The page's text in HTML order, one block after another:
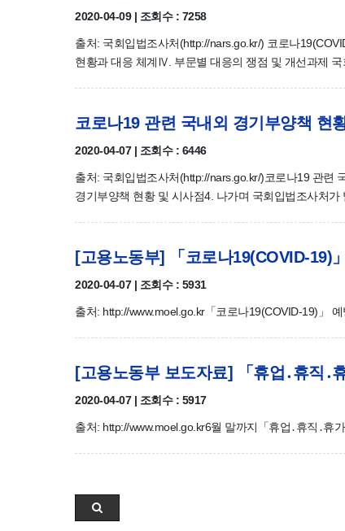
2020-04-09 | 조회수 : 7258
출처: 국회입법조사처(http://nars.go.kr/) 코로나
현황과 대응 체계Ⅳ. 부문별 대응의 쟁점 및 개선과제
코로나19 관련 국내외 경기부양책 현
2020-04-07 | 조회수 : 6446
출처: 국회입법조사처(http://nars.go.kr/)코로나19 관련
경기부양책 현황 및 시사점4. 나가며 국회입법조사처
[고용노동부] 「코로나19(COVID-19)
2020-04-07 | 조회수 : 5931
출처: http://www.moel.go.kr「코로나19(COVID-19)」
[고용노동부 보도자료] 「휴업․휴직․
2020-04-07 | 조회수 : 5917
출처: http://www.moel.go.kr6월 말까지「휴업․휴직․